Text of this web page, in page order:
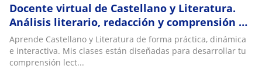
Docente virtual de Castellano y Literatura.
Análisis literario, redacción y comprensión de
forma dinámica y clara. ¡Conéctate!
​Aprende Castellano y Literatura de forma práctica, dinámica
e interactiva. Mis clases están diseñadas para desarrollar tu
comprensión lect...